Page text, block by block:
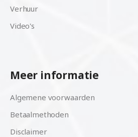
Verhuur
Video's
Meer informatie
Algemene voorwaarden
Betaalmethoden
Disclaimer